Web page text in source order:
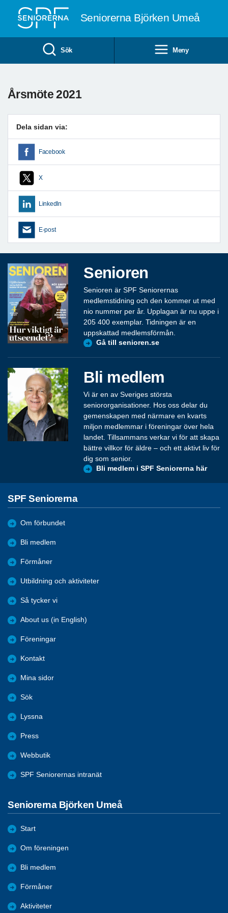
Seniorerna Björken Umeå
Sök Meny
Årsmöte 2021
Dela sidan via:
Facebook
X
LinkedIn
E-post
Senioren
Senioren är SPF Seniorernas
medlemstidning och den kommer ut med
nio nummer per år. Upplagan är nu uppe i
205 400 exemplar. Tidningen är en
uppskattad medlemsförmån.
Gå till senioren.se
Bli medlem
Vi är en av Sveriges största
seniororganisationer. Hos oss delar du
gemenskapen med närmare en kvarts
miljon medlemmar i föreningar över hela
landet. Tillsammans verkar vi för att skapa
bättre villkor för äldre – och ett aktivt liv för
dig som senior.
Bli medlem i SPF Seniorerna här
SPF Seniorerna
Om förbundet
Bli medlem
Förmåner
Utbildning och aktiviteter
Så tycker vi
About us (in English)
Föreningar
Kontakt
Mina sidor
Sök
Lyssna
Press
Webbutik
SPF Seniorernas intranät
Seniorerna Björken Umeå
Start
Om föreningen
Bli medlem
Förmåner
Aktiviteter